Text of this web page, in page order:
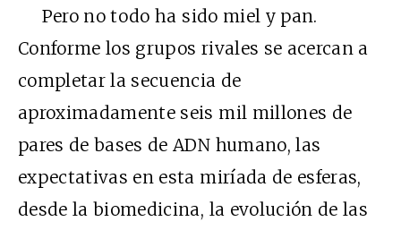
Pero no todo ha sido miel y pan.
Conforme los grupos rivales se acercan a
completar la secuencia de
aproximadamente seis mil millones de
pares de bases de ADN humano, las
expectativas en esta miríada de esferas,
desde la biomedicina, la evolución de las